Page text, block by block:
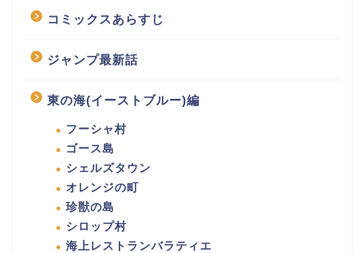
コミックスあらすじ
ジャンプ最新話
東の海(イーストブルー)編
フーシャ村
ゴース島
シェルズタウン
オレンジの町
珍獣の島
シロップ村
海上レストランバラティエ